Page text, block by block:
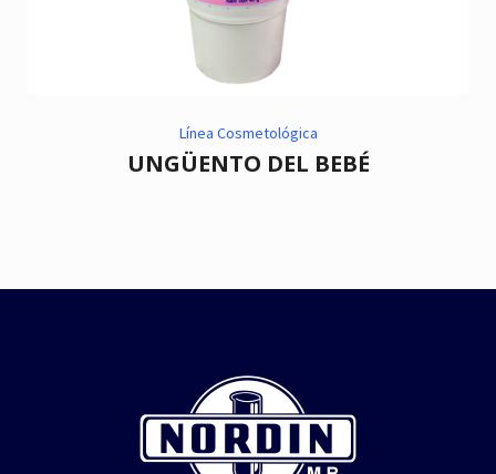
Línea Cosmetológica
UNGÜENTO DEL BEBÉ